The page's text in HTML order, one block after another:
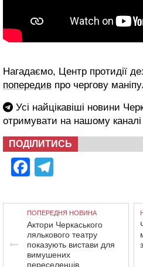
Нагадаємо, Центр протидії
попередив про чергову
Усі найцікавіші новини
отримувати на нашому
ПОДІЛИТИСЬ
Facebook
ПОПЕРЕДНЯ НОВИНА
Актори Черкаського
лялькового театру
показують вистави для
вимушених
переселенців